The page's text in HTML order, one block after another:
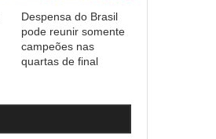
Despensa do Brasil
pode reunir somente
campeões nas
quartas de final